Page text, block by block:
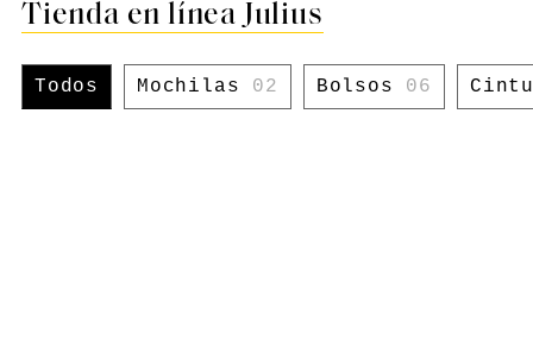
Tienda en línea Julius
Todos Mochilas 02 Bolsos 06